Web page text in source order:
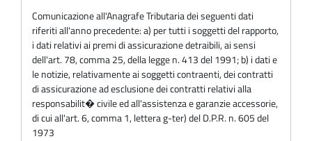
Comunicazione all'Anagrafe Tributaria dei seguenti dati
riferiti all'anno precedente: a) per tutti i soggetti del rapporto,
i dati relativi ai premi di assicurazione detraibili, ai sensi
dell'art. 78, comma 25, della legge n. 413 del 1991; b) i dati e
le notizie, relativamente ai soggetti contraenti, dei contratti
di assicurazione ad esclusione dei contratti relativi alla
responsabilit� civile ed all'assistenza e garanzie accessorie,
di cui all'art. 6, comma 1, lettera g-ter) del D.P.R. n. 605 del
1973